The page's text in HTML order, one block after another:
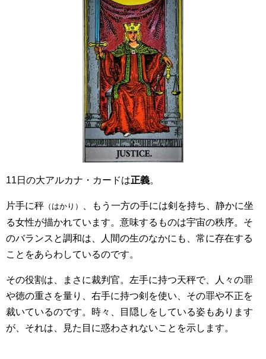
11日の大アルカナ・カードは正義。
片手に秤 （はかり）
、もう一方の手には剣を持ち、静かに坐
る女性が描かれています。意味するものは宇宙の秩序。そ
のバランスと調和は、人間の生のなかにも、常に存在する
ことをあらわしているのです。
その役割は、まさに裁判官。左手に持つ天秤で、人々の罪
や徳の重さを量り、右手に持つ剣を使い、その罪や不正を
裁いているのです。時々、目隠しをしている姿もあります
が、それは、見た目に惑わされないことを示します。